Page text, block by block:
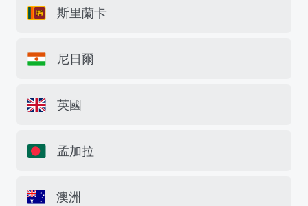
斯里蘭卡
尼日爾
英國
孟加拉
澳洲